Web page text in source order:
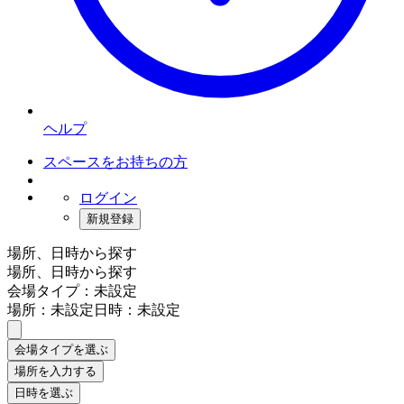
ヘルプ
スペースをお持ちの方
ログイン
新規登録
場所、日時から探す
場所、日時から探す
会場タイプ：未設定
場所：未設定日時：未設定
会場タイプを選ぶ
場所を入力する
日時を選ぶ